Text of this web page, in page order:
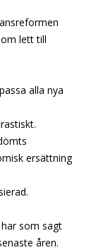
lett till
alla nya
ersättning
som sagt
åren.